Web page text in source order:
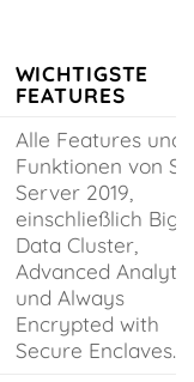
WICHTIGSTE
FEATURES
Alle Features und
Funktionen von
Server 2019,
einschließlich Big
Data Cluster,
Advanced
und Always
Encrypted with
Secure Enclaves.